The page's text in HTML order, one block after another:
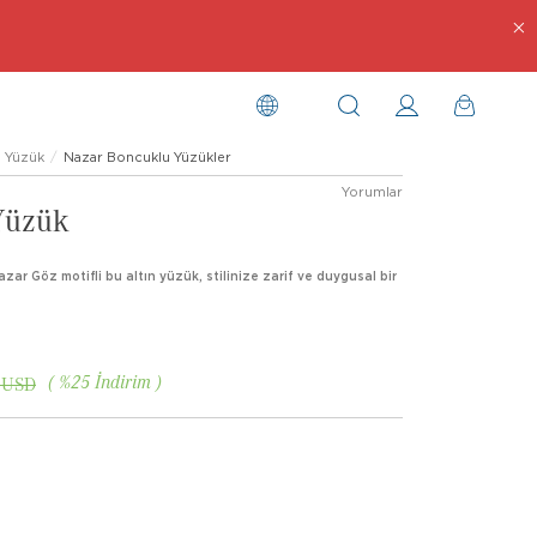
Yüzük Nazar Boncuklu Yüzükler
Yorumlar
Göz motifli bu altın yüzük, stilinize zarif ve duygusal bir
%25 İndirim